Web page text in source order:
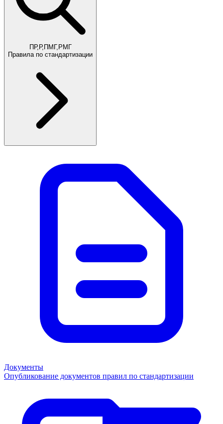
ПР,Р,ПМГ,РМГ
Правила по стандартизации
Документы
Опубликование документов правил по стандартизации